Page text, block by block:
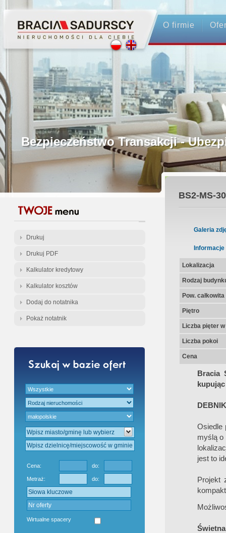
O firmie
Profesjonalne Pośrednictwo
Bezpieczeństwo Transakcji -
Licencjonowani Pośrednicy
Gwarancja Zwrotu Zadatku
Gratis - Przedwstępna Umowa
Drukuj
Drukuj PDF
Kalkulator kredytowy
Kalkulator kosztów
Dodaj do notatnika
Pokaż notatnik
Cena: do:
Metraż: do:
Wirtualne spacery
BS2-MS-
Galeria
Informacje
Lokalizacja
Rodzaj
Pow.
Piętro
Liczba pięter
Liczba pokoi
Cena
Bracia
Osiedle
myślą o
jest to
Projekt